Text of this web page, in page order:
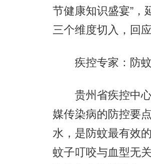
节健康知识盛宴”，
三个维度切入，回
疾控专家：防蚊
贵州省疾控中心
媒传染病的防控要
水，是防蚊最有效
蚊子叮咬与血型无